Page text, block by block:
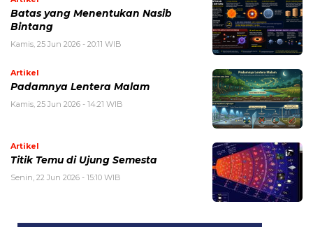
Batas yang Menentukan Nasib
Bintang
Kamis, 25 Jun 2026 - 20:11 WIB
Artikel
Padamnya Lentera Malam
Kamis, 25 Jun 2026 - 14:21 WIB
Artikel
Titik Temu di Ujung Semesta
Senin, 22 Jun 2026 - 15:10 WIB